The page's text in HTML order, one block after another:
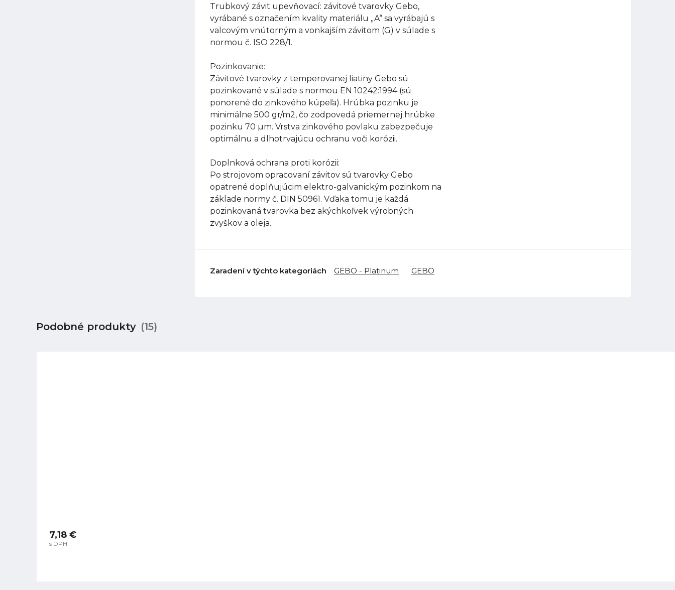
Trubkový závit upevňovací: závitové tvarovky Gebo,
vyrábané s označením kvality materiálu „A“ sa vyrábajú s
valcovým vnútorným a vonkajším závitom (G) v súlade s
normou č. ISO 228/1.
Pozinkovanie:
Závitové tvarovky z temperovanej liatiny Gebo sú
pozinkované v súlade s normou EN 10242:1994 (sú
ponorené do zinkového kúpeľa). Hrúbka pozinku je
minimálne 500 gr/m2, čo zodpovedá priemernej hrúbke
pozinku 70 µm. Vrstva zinkového povlaku zabezpečuje
optimálnu a dlhotrvajúcu ochranu voči korózii.
Doplnková ochrana proti korózii:
Po strojovom opracovaní závitov sú tvarovky Gebo
opatrené doplňujúcim elektro-galvanickým pozinkom na
základe normy č. DIN 50961. Vďaka tomu je každá
pozinkovaná tvarovka bez akýchkoľvek výrobných
zvyškov a oleja.
Zaradení v týchto kategoriách GEBO - Platinum GEBO
Podobné produkty (15)
7,18 €
s DPH